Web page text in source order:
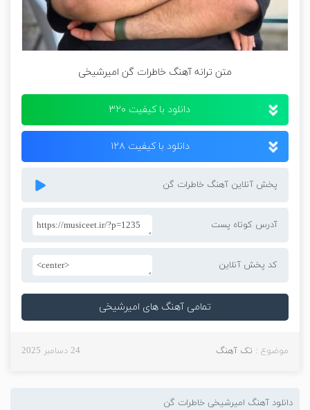
متن ترانه آهنگ خاطرات گن امیرشیخی
دانلود با کیفیت ۳۲۰
دانلود با کیفیت ۱۲۸
پخش آنلاین آهنگ خاطرات گن
آدرس کوتاه پست
کد پخش آنلاین
تمامی آهنگ های امیرشیخی
موضوع : تک آهنگ 24 دسامبر 2025
دانلود آهنگ امیرشیخی خاطرات گن